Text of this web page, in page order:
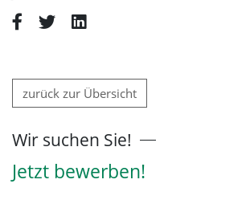
zurück zur Übersicht
Wir suchen Sie!
Jetzt bewerben!